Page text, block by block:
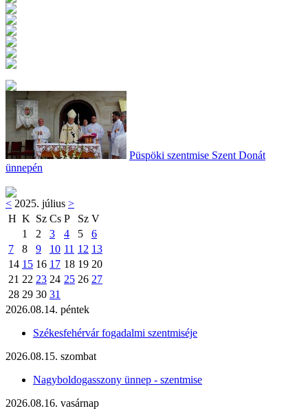
Püspöki szentmise Szent Donát
ünnepén
< 2025. július >
H K Sz Cs P Sz V
1
2 3 4 5
6
7
8 9 10 11 12 13
14 15 16 17 18 19 20
21 22 23 24 25 26 27
28 29 30 31
2026.08.14. péntek
Székesfehérvár fogadalmi szentmiséje
2026.08.15. szombat
Nagyboldogasszony ünnep - szentmise
2026.08.16. vasárnap